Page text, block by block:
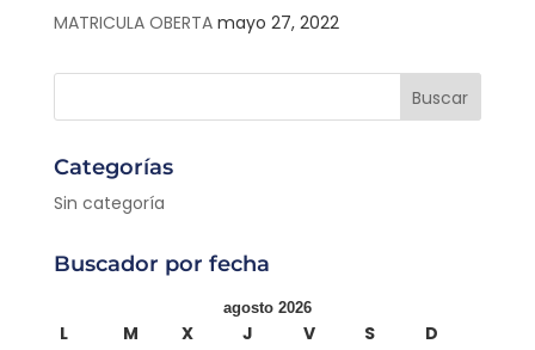
MATRICULA OBERTA mayo 27, 2022
Categorías
Sin categoría
Buscador por fecha
agosto 2026
L M X J V S
D